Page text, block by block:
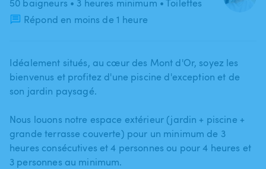
50 baigneurs • 3 heures minimum • Toilettes
Répond en moins de 1 heure
Idéalement situés​,​ au cœur des Mont d'Or​,​ soyez les
bienvenus et profitez d'une piscine d'exception et de
son jardin paysagé.
Nous louons notre espace extérieur (jardin + piscine +
grande terrasse couverte) pour un minimum de 3
heures consécutives et 4 personnes ou pour 4 heures et
3 personnes au minimum.